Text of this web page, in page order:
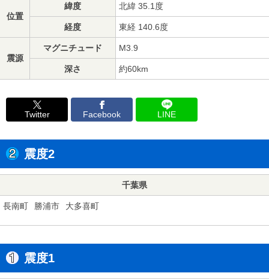
位置
緯度 北緯 35.1度
経度 東経 140.6度
震源
マグニチュード M3.9
深さ 約60km
Twitter Facebook LINE
震度2
千葉県
長南町 勝浦市 大多喜町
震度1